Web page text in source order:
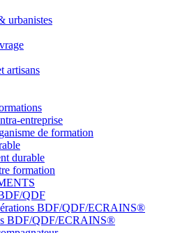
urbanistes
artisans
entreprise
de formation
durable
formation
QDF
BDF/QDF/ECRAINS®
BDF/QDF/ECRAINS®